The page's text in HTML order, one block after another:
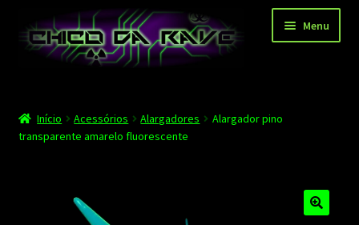
para
navegação
para
Menu
Depoimentos
Carrinho
Início Acessórios Alargadores
Alargador pino
transparente amarelo fluorescente